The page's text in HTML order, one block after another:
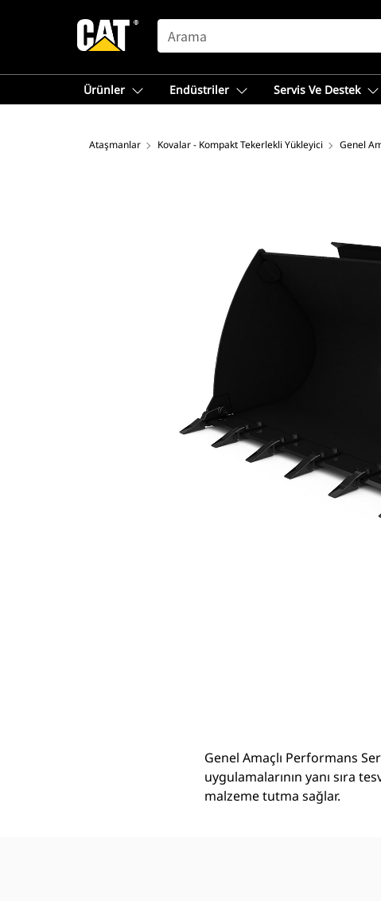
SEARCH
Ürünler Endüstriler Servis Ve Destek
Ataşmanlar Kovalar - Kompakt Tekerlekli Yükleyici Genel
Genel Amaçlı Performans
uygulamalarının yanı sıra
malzeme tutma sağlar.